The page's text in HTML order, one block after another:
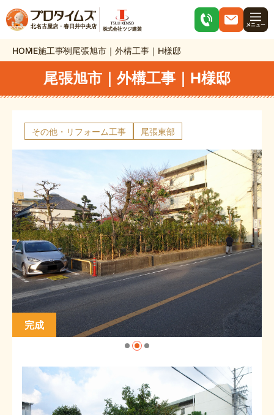
北名古屋店・春日井中央店 株式会社ツジ建装
HOME施工事例尾張旭市｜外構工事｜H様邸
尾張旭市｜外構工事｜H様邸
その他・リフォーム工事 尾張東部
完成